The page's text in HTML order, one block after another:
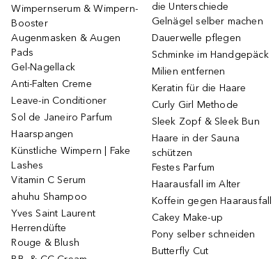
Wimpernserum & Wimpern-
Booster
Augenmasken & Augen
Pads
Gel-Nagellack
Anti-Falten Creme
Leave-in Conditioner
Sol de Janeiro Parfum
Haarspangen
Künstliche Wimpern | Fake
Lashes
Vitamin C Serum
ahuhu Shampoo
Yves Saint Laurent
Herrendüfte
Rouge & Blush
die Unterschiede
Gelnägel selber machen
Dauerwelle pflegen
Schminke im Handgepäck
Milien entfernen
Keratin für die Haare
Curly Girl Methode
Sleek Zopf & Sleek Bun
Haare in der Sauna
schützen
Festes Parfum
Haarausfall im Alter
Koffein gegen Haarausfall
Cakey Make-up
Pony selber schneiden
Butterfly Cut